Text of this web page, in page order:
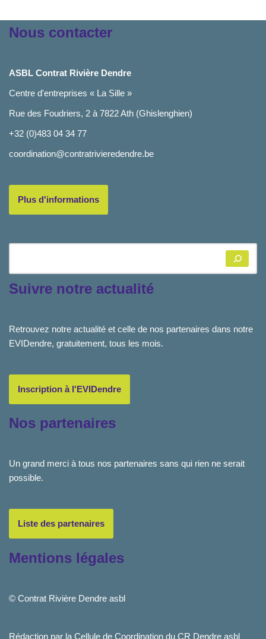
Nous contacter
ASBL Contrat Rivière Dendre
Centre d'entreprises « La Sille »
Rue des Foudriers, 2 à 7822 Ath (Ghislenghien)
+32 (0)483 04 34 77
coordination@contratrivieredendre.be
Plus d'informations
Suivre notre actualité
Retrouvez notre actualité et celle de nos partenaires dans notre
EVIDendre, gratuitement, tous les mois.
Inscription à l'EVIDendre
Nos partenaires
Un grand merci à tous nos partenaires sans qui rien ne serait
possible.
Liste des partenaires
Mentions légales
© Contrat Rivière Dendre asbl
Rédaction par la Cellule de Coordination du CR Dendre asbl